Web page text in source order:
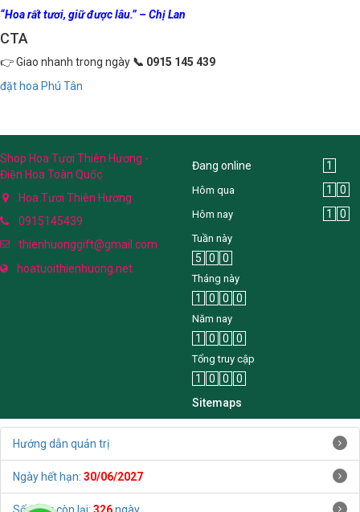
“Hoa rất tươi, giữ được lâu.” – Chị Lan
CTA
👉 Giao nhanh trong ngày 📞 0915 145 439
đặt hoa Phú Tân
Shop Hoa Tươi Thiên Hương -
Điện Hoa Toàn Quốc
Hoa Tươi Thiên Hương
0915145439
thienhuonggift@gmail.com
hoatuoithienhuong.net
Đang online 1
Hôm qua 1 0
Hôm nay 1 0
Tuần này
5 0 0
Tháng này
1 0 0 0
Năm nay
1 0 0 0
Tổng truy cập
1 0 0
0
Sitemaps
Hướng dẫn quản trị
Ngày hết hạn: 30/06/2027
Số ngày còn lại: 326ngày